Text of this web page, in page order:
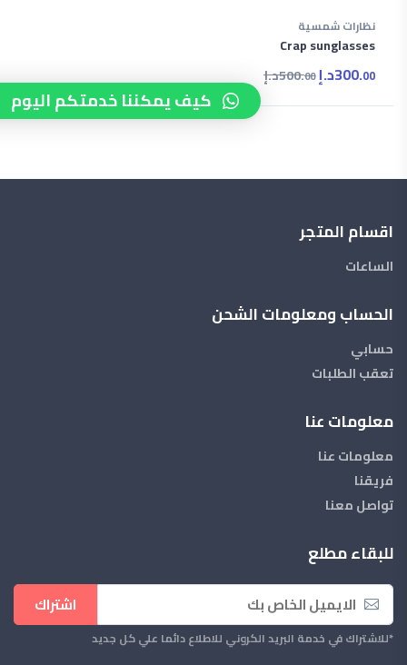
نظارات شمسية
Crap sunglasses
300.00 د.إ 500.00 د.إ
اقسام المتجر
الساعات
الحساب ومعلومات الشحن
حسابي
تعقب الطلبات
معلومات عنا
معلومات عنا
فريقنا
تواصل معنا
للبقاء مطلع
اشتراك
*للاشتراك في خدمة البريد الكروني للاطلاع دائما علي كل جديد
كيف يمكننا خدمتكم اليوم